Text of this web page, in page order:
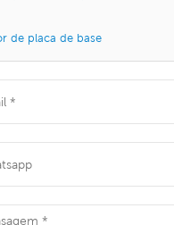
de placa de base